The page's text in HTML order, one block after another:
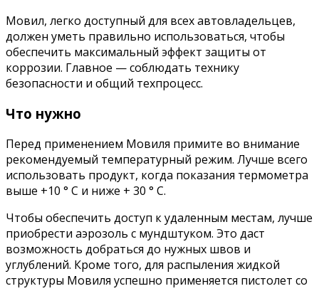
Мовил, легко доступный для всех автовладельцев,
должен уметь правильно использоваться, чтобы
обеспечить максимальный эффект защиты от
коррозии. Главное — соблюдать технику
безопасности и общий техпроцесс.
Что нужно
Перед применением Мовиля примите во внимание
рекомендуемый температурный режим. Лучше всего
использовать продукт, когда показания термометра
выше +10 ° C и ниже + 30 ° C.
Чтобы обеспечить доступ к удаленным местам, лучше
приобрести аэрозоль с мундштуком. Это даст
возможность добраться до нужных швов и
углублений. Кроме того, для распыления жидкой
структуры Мовиля успешно применяется пистолет со